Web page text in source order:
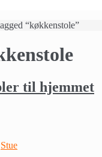
“køkkenstole”
til hjemmet
Stue